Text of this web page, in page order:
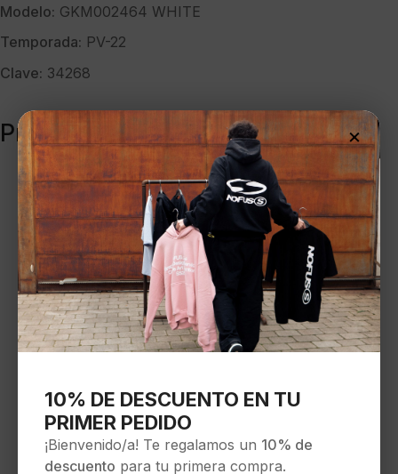
Modelo: GKM002464 WHITE
Temporada: PV-22
Clave: 34268
Productos relacionados ×
10% DE DESCUENTO EN TU
PRIMER PEDIDO
¡Bienvenido/a! Te regalamos un 10% de
descuento para tu primera compra.